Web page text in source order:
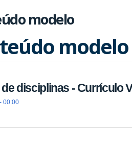
modelo
modelo
disciplinas - Currículo
00:00